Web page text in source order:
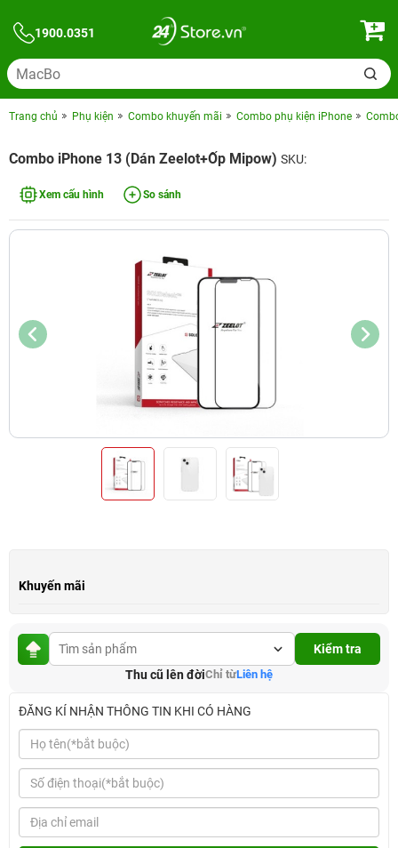
1900.0351
Trang chủ Phụ kiện Combo khuyến mãi Combo phụ kiện iPhone
Combo iPhone 13 (Dán Zeelot+Ốp Mipow) SKU:
Xem cấu hình So sánh
Khuyến mãi
Kiểm tra
Thu cũ lên đờiChỉ từLiên hệ
ĐĂNG KÍ NHẬN THÔNG TIN KHI CÓ HÀNG